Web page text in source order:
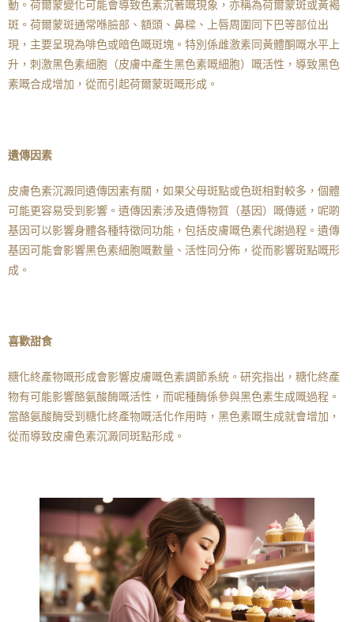
動。荷爾蒙變化可能會導致色素沉著嘅現象，亦稱為荷爾蒙斑或黃褐
斑。荷爾蒙斑通常喺臉部、額頭、鼻樑、上唇周圍同下巴等部位出
現，主要呈現為啡色或暗色嘅斑塊。特別係雌激素同黃體酮嘅水平上
升，刺激黑色素細胞（皮膚中產生黑色素嘅細胞）嘅活性，導致黑色
素嘅合成增加，從而引起荷爾蒙斑嘅形成。
遺傳因素
皮膚色素沉澱同遺傳因素有關，如果父母斑點或色斑相對較多，個體
可能更容易受到影響。遺傳因素涉及遺傳物質（基因）嘅傳遞，呢啲
基因可以影響身體各種特徵同功能，包括皮膚嘅色素代謝過程。遺傳
基因可能會影響黑色素細胞嘅數量、活性同分佈，從而影響斑點嘅形
成。
喜歡甜食
糖化終產物嘅形成會影響皮膚嘅色素調節系統。研究指出，糖化終產
物有可能影響酪氨酸酶嘅活性，而呢種酶係參與黑色素生成嘅過程。
當酪氨酸酶受到糖化終產物嘅活化作用時，黑色素嘅生成就會增加，
從而導致皮膚色素沉澱同斑點形成。